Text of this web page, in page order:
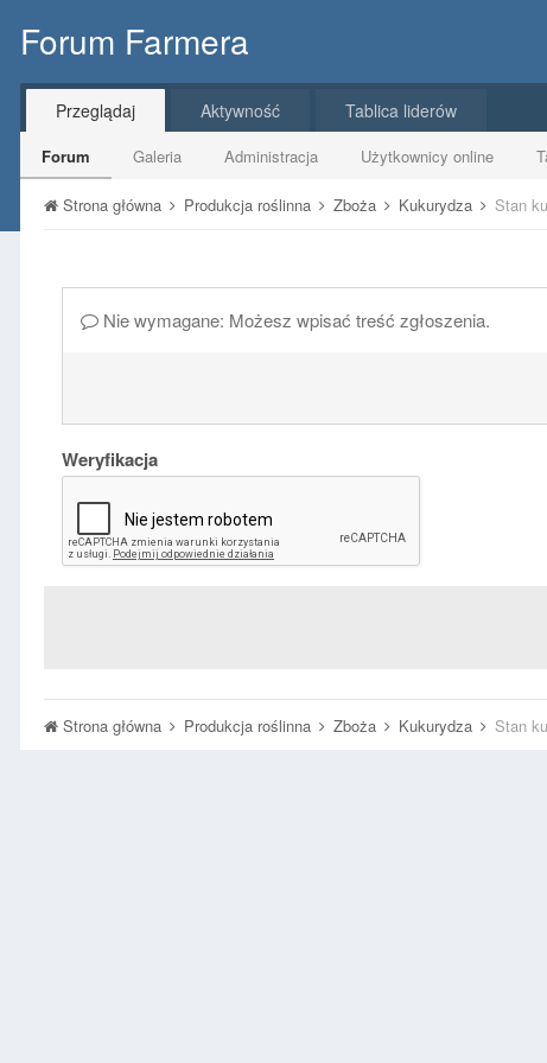
Forum Farmera
Przeglądaj
Forum Galeria Administracja Użytkownicy online
Aktywność Tablica liderów
Strona główna Produkcja roślinna Zboża Kukurydza Stan
Nie wymagane: Możesz wpisać treść zgłoszenia.
Weryfikacja
Strona główna Produkcja roślinna Zboża Kukurydza Stan